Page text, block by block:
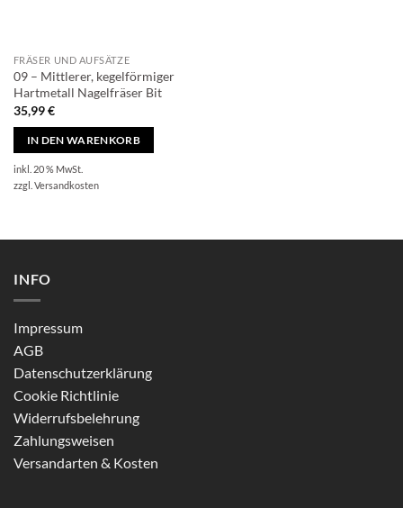
FRÄSER UND AUFSÄTZE
09 – Mittlerer, kegelförmiger
Hartmetall Nagelfräser Bit
35,99€
IN DEN WARENKORB
inkl. 20 % MwSt.
zzgl. Versandkosten
INFO
Impressum
AGB
Datenschutzerklärung
Cookie Richtlinie
Widerrufsbelehrung
Zahlungsweisen
Versandarten & Kosten